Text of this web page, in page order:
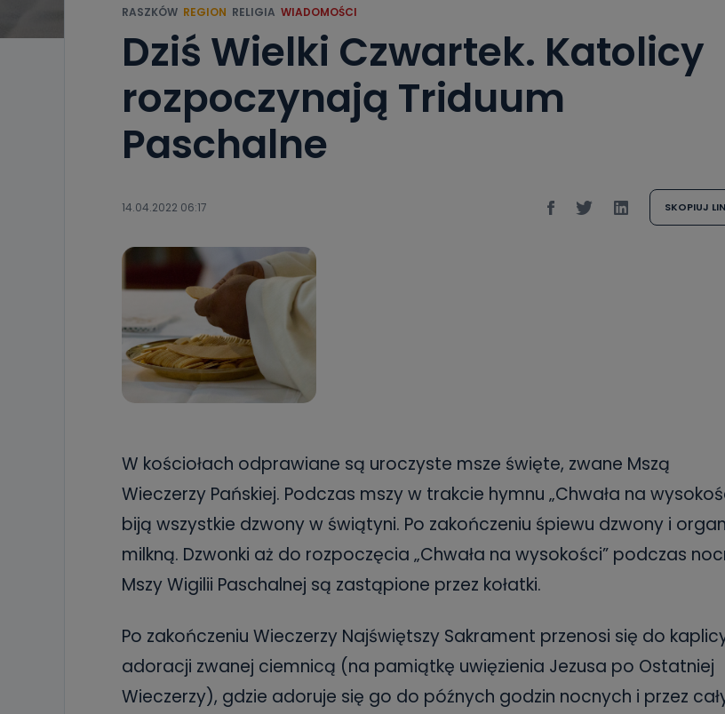
RASZKÓW REGION RELIGIA WIADOMOŚCI
Dziś Wielki Czwartek. Katolicy
rozpoczynają Triduum
Paschalne
14.04.2022 06:17 SKOPIUJ
W kościołach odprawiane są uroczyste msze święte, zwane Mszą
Wieczerzy Pańskiej. Podczas mszy w trakcie hymnu „Chwała na
biją wszystkie dzwony w świątyni. Po zakończeniu śpiewu dzwony i
milkną. Dzwonki aż do rozpoczęcia „Chwała na wysokości” podczas
Mszy Wigilii Paschalnej są zastąpione przez kołatki.
Po zakończeniu Wieczerzy Najświętszy Sakrament przenosi się do
adoracji zwanej ciemnicą (na pamiątkę uwięzienia Jezusa po Ostatniej
Wieczerzy), gdzie adoruje się go do późnych godzin nocnych i przez